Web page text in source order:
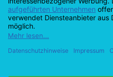
USt-IdNr.: DE321609131
Kundendienst